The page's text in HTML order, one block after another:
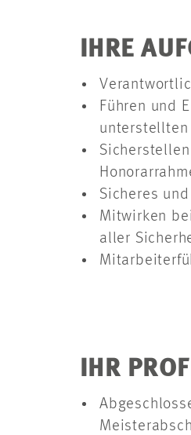
IHRE
Führen und
unterstellten
Sicheres
Mitwirken
aller
IHR